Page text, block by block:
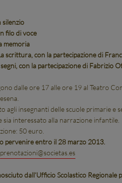
silenzio
filo di voce
memoria
scrittura, con la partecipazione di
con la partecipazione di Fabrizio
dalle ore 17 alle ore 19 al Teatro
agli insegnanti delle scuole primarie e
sia interessato alla narrazione infantile.
50 euro.
pervenire entro il 28 marzo 2013.
prenotazioni@societas.es
dall’Ufficio Scolastico Regionale